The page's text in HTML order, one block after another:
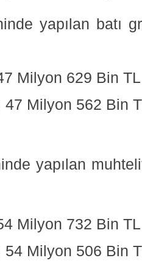
yapılan batı
Milyon 629 Bin
47 Milyon 562 Bin
yapılan
Milyon 732 Bin
54 Milyon 506 Bin